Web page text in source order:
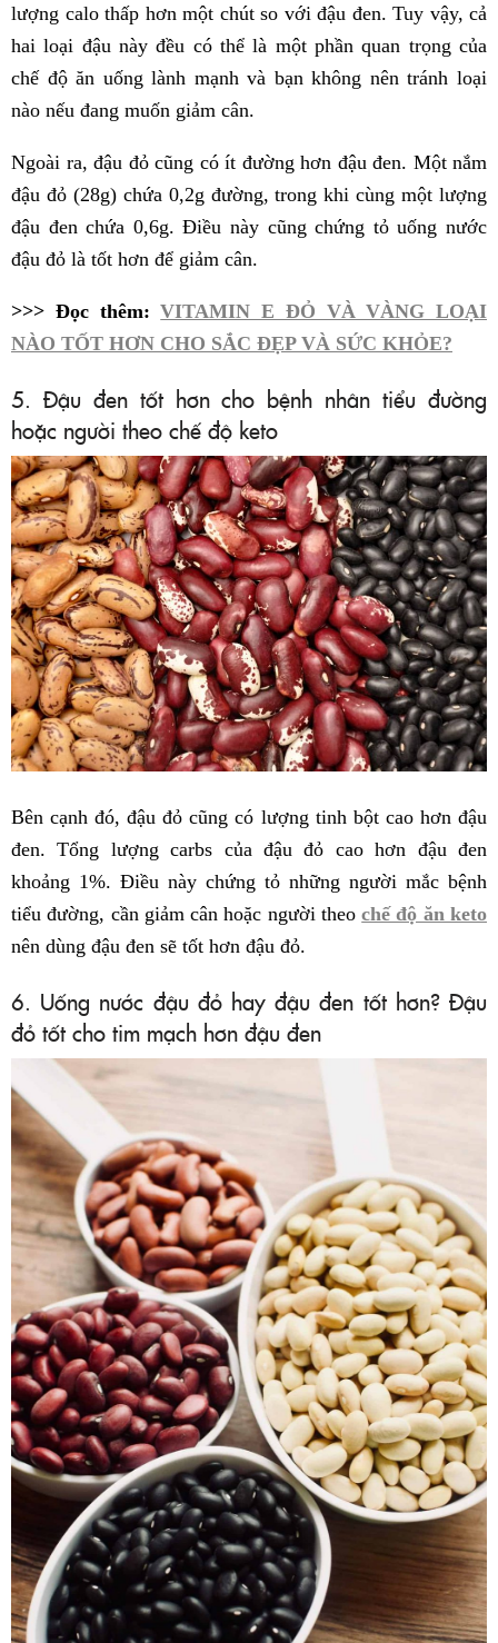
lượng calo thấp hơn một chút so với đậu đen. Tuy vậy, cả
hai loại đậu này đều có thể là một phần quan trọng của
chế độ ăn uống lành mạnh và bạn không nên tránh loại
nào nếu đang muốn giảm cân.
Ngoài ra, đậu đỏ cũng có ít đường hơn đậu đen. Một nắm
đậu đỏ (28g) chứa 0,2g đường, trong khi cùng một lượng
đậu đen chứa 0,6g. Điều này cũng chứng tỏ uống nước
đậu đỏ là tốt hơn để giảm cân.
>>> Đọc thêm:VITAMIN E ĐỎ VÀ VÀNG LOẠI
NÀO TỐT HƠN CHO SẮC ĐẸP VÀ SỨC KHỎE?
5. Đậu đen tốt hơn cho bệnh nhân tiểu đường
hoặc người theo chế độ keto
Bên cạnh đó, đậu đỏ cũng có lượng tinh bột cao hơn đậu
đen. Tổng lượng carbs của đậu đỏ cao hơn đậu đen
khoảng 1%. Điều này chứng tỏ những người mắc bệnh
tiểu đường, cần giảm cân hoặc người theochế độ ăn keto
nên dùng đậu đen sẽ tốt hơn đậu đỏ.
6. Uống nước đậu đỏ hay đậu đen tốt hơn? Đậu
đỏ tốt cho tim mạch hơn đậu đen